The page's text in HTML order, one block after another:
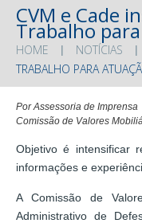
CVM e Cade
Trabalho
HOME NOTÍCIAS
TRABALHO PARA
Por Assessoria de Imprensa
Comissão de Valores
Objetivo é intensificar
informações e
A Comissão de
Administrativo de